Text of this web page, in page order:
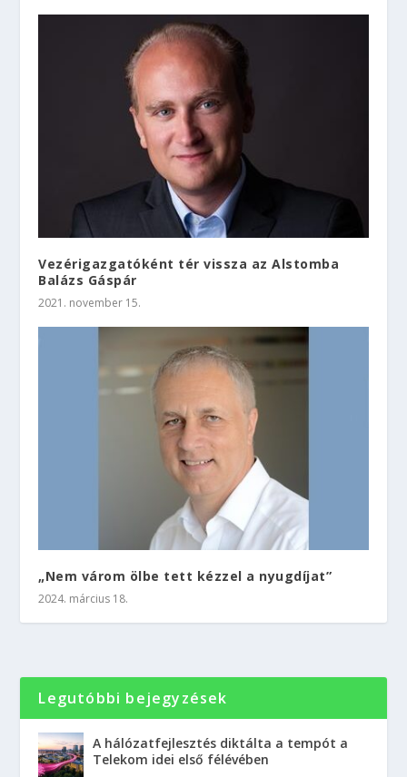
Vezérigazgatóként tér vissza az Alstomba
Balázs Gáspár
2021. november 15.
„Nem várom ölbe tett kézzel a nyugdíjat”
2024. március 18.
Legutóbbi bejegyzések
A hálózatfejlesztés diktálta a tempót a
Telekom idei első félévében